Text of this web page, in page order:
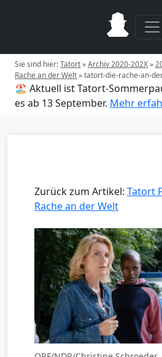
Sie sind hier:Tatort»Archiv 2020-202X»
Rache an der Welt»tatort-die-rache-an-
🏖️ Aktuell ist Tatort-
es ab 13 September. Mehr
Zurück zum Artikel: Tatort
Rache an der Welt